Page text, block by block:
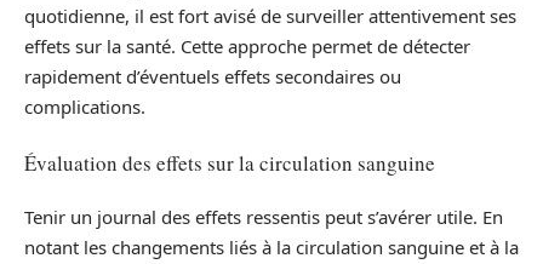
quotidienne, il est fort avisé de surveiller attentivement ses
effets sur la santé. Cette approche permet de détecter
rapidement d’éventuels effets secondaires ou
complications.
Évaluation des effets sur la circulation sanguine
Tenir un journal des effets ressentis peut s’avérer utile. En
notant les changements liés à la circulation sanguine et à la